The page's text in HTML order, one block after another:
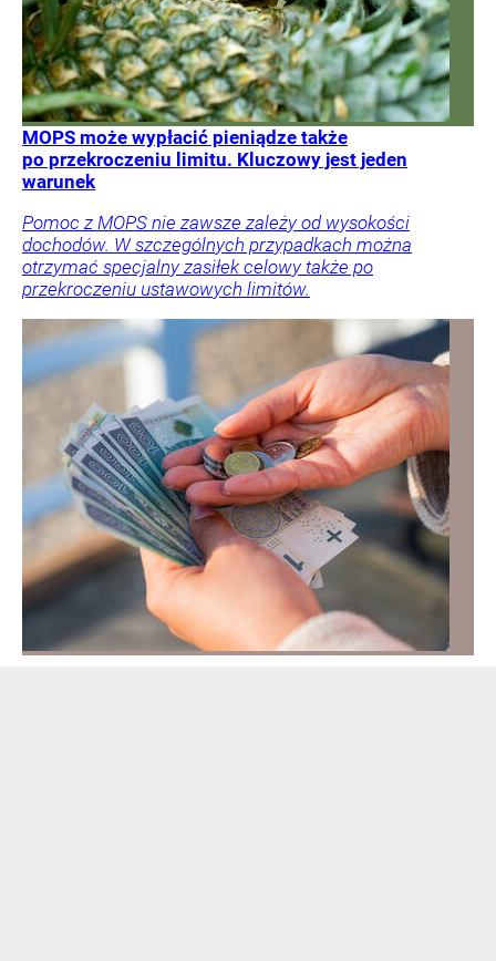
MOPS może wypłacić pieniądze także
po przekroczeniu limitu. Kluczowy jest jeden
warunek
Pomoc z MOPS nie zawsze zależy od wysokości
dochodów. W szczególnych przypadkach można
otrzymać specjalny zasiłek celowy także po
przekroczeniu ustawowych limitów.